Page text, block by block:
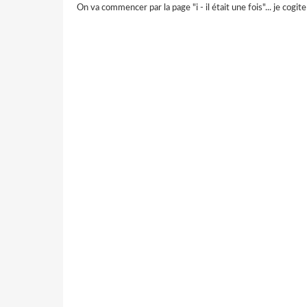
On va commencer par la page "i - il était une fois"... je cogite